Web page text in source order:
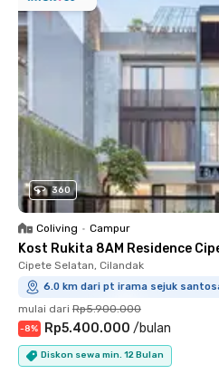
360
Coliving • Campur
Kost Rukita 8AM Residence
Cipete Selatan, Cilandak
6.0 km dari pt irama sejuk
mulai dari Rp5.900.000
-8% Rp5.400.000 /bulan
Diskon sewa min. 12 Bulan